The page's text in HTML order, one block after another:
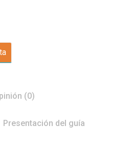
(0)
Presentación del guía